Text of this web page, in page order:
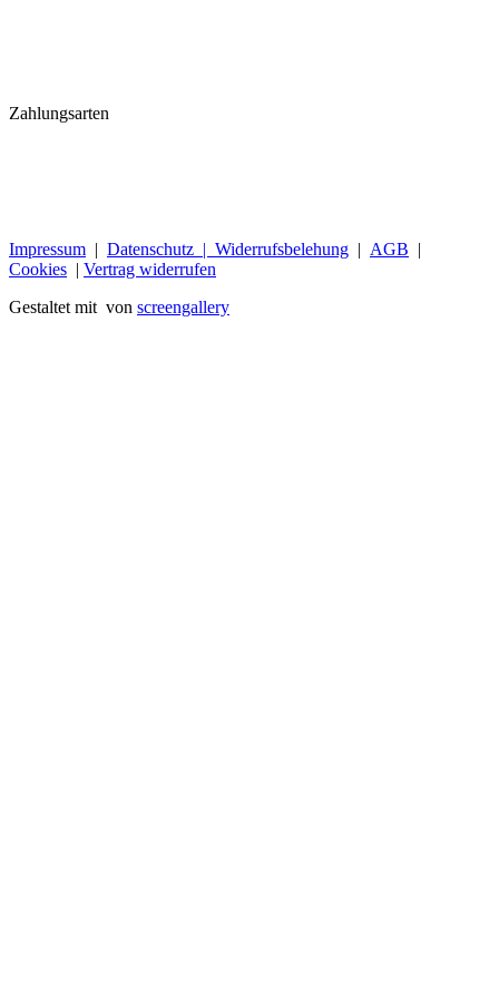
Zahlungsarten
Impressum | Datenschutz | Widerrufsbelehung | AGB |
Cookies | Vertrag widerrufen
Gestaltet mit von screengallery